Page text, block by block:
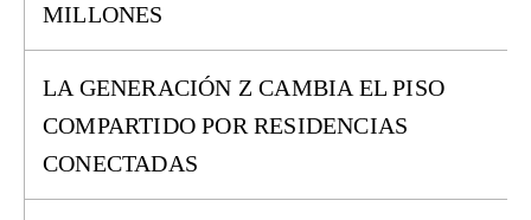
MILLONES
LA GENERACIÓN Z CAMBIA EL PISO
COMPARTIDO POR RESIDENCIAS
CONECTADAS